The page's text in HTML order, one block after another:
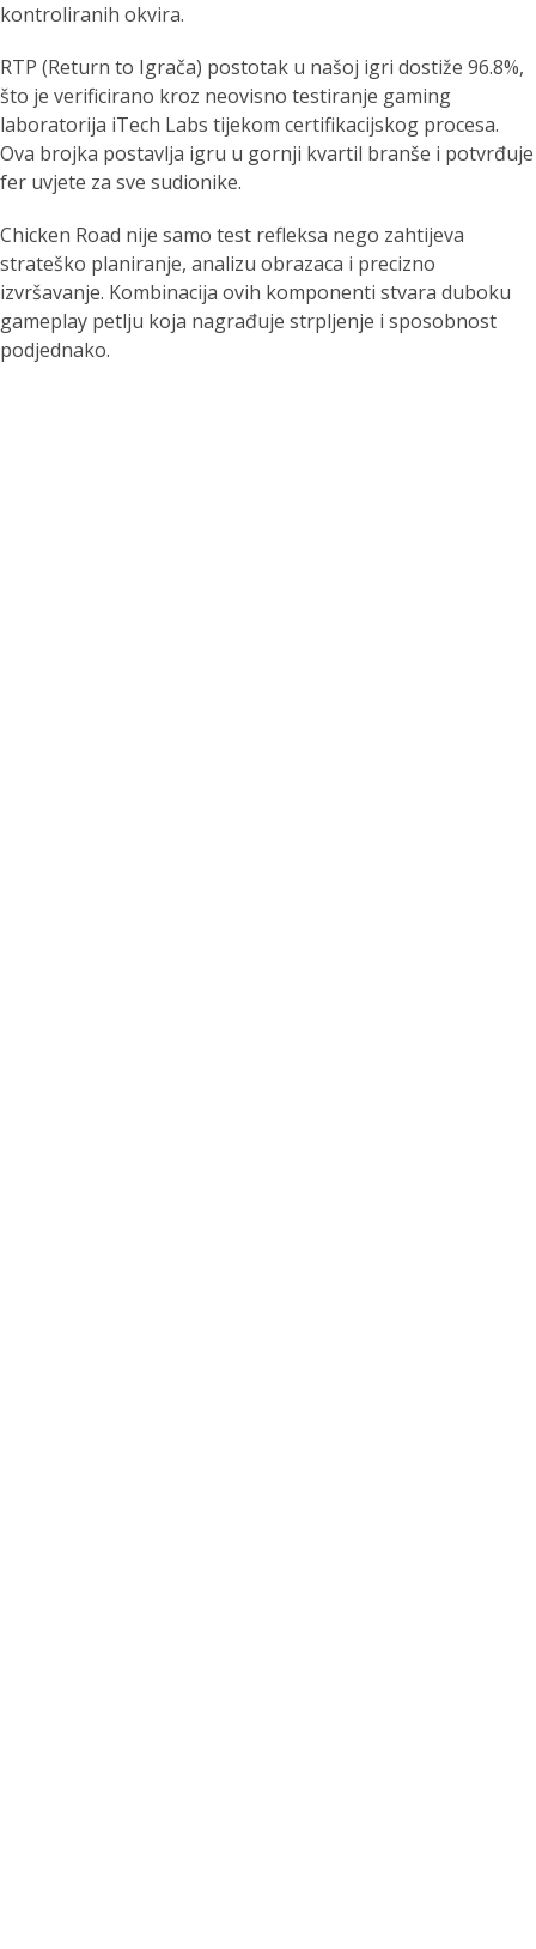
kontroliranih okvira.
RTP (Return to Igrača) postotak u našoj igri dostiže 96.8%,
što je verificirano kroz neovisno testiranje gaming
laboratorija iTech Labs tijekom certifikacijskog procesa.
Ova brojka postavlja igru u gornji kvartil branše i potvrđuje
fer uvjete za sve sudionike.
Chicken Road nije samo test refleksa nego zahtijeva
strateško planiranje, analizu obrazaca i precizno
izvršavanje. Kombinacija ovih komponenti stvara duboku
gameplay petlju koja nagrađuje strpljenje i sposobnost
podjednako.